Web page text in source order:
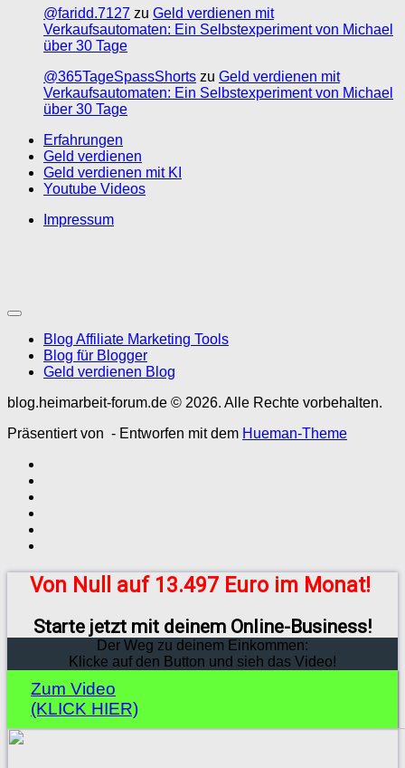
@faridd.7127 zu Geld verdienen mit
Verkaufsautomaten: Ein Selbstexperiment von Michael
über 30 Tage
@365TageSpassShorts zu Geld verdienen mit
Verkaufsautomaten: Ein Selbstexperiment von Michael
über 30 Tage
Erfahrungen
Geld verdienen
Geld verdienen mit KI
Youtube Videos
Impressum
Blog Affiliate Marketing Tools
Blog für Blogger
Geld verdienen Blog
blog.heimarbeit-forum.de © 2026. Alle Rechte vorbehalten.
Präsentiert von - Entworfen mit dem Hueman-Theme
Von Null auf 13.497 Euro im Monat!
Starte jetzt mit deinem Online-Business!
Der Weg zu deinem Einkommen:
Klicke auf den Button und sieh das Video!
Zum Video
(KLICK HIER)